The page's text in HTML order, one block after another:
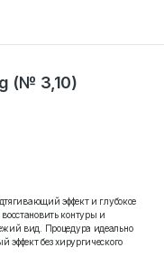
(№ 3,10)
эффект и глубокое
контуры и
вид. Процедура идеально
эффект без хирургического